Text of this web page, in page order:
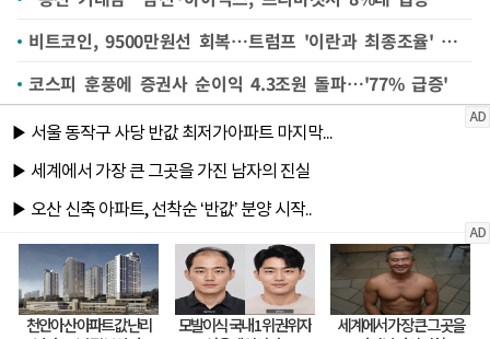
비트코인, 9500만원선 회복…트럼프 '이란과 최종조율' 발언에 강세
코스피 훈풍에 증권사 순이익 4.3조원 돌파…'77% 급증'